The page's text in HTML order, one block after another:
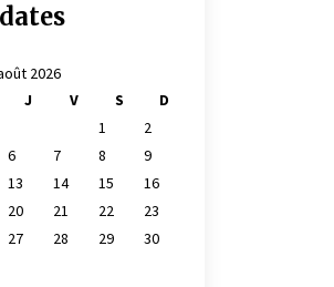
2026
J V S
D
1
2
6 7 8
9
13 14 15
16
20 21 22
23
27 28 29
30